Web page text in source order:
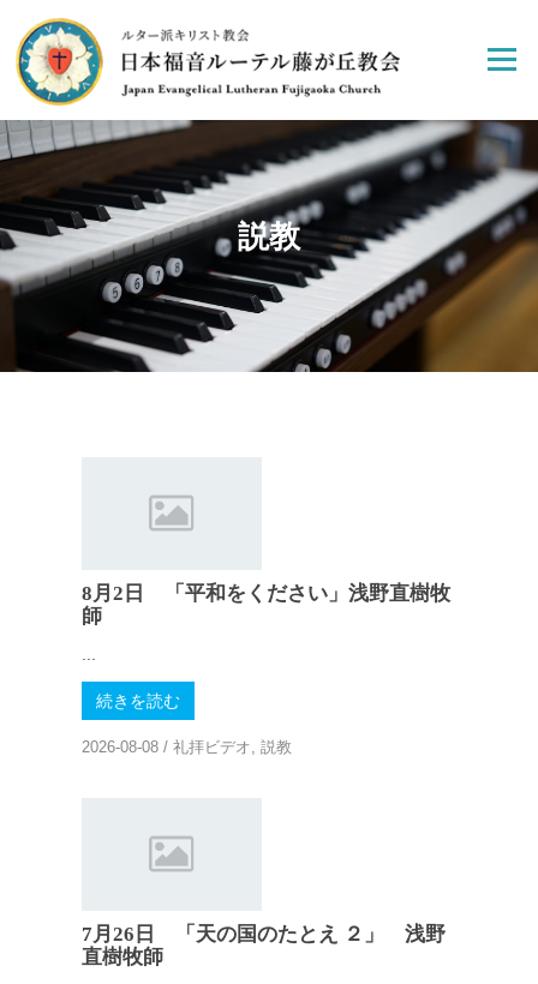
content
Menu
説教
8月2日 「平和をください」浅野直樹牧
師
続きを読む
2026-08-08 /礼拝ビデオ,説教
7月26日 「天の国のたとえ ２」 浅野
直樹牧師